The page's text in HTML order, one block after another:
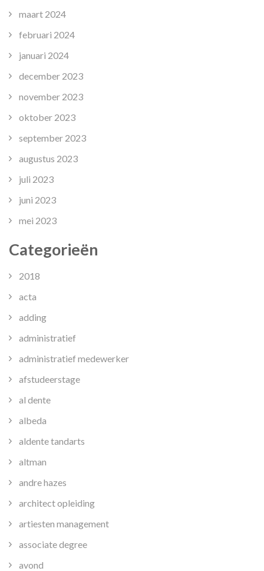
maart 2024
februari 2024
januari 2024
december 2023
november 2023
oktober 2023
september 2023
augustus 2023
juli 2023
juni 2023
mei 2023
Categorieën
2018
acta
adding
administratief
administratief medewerker
afstudeerstage
al dente
albeda
aldente tandarts
altman
andre hazes
architect opleiding
artiesten management
associate degree
avond